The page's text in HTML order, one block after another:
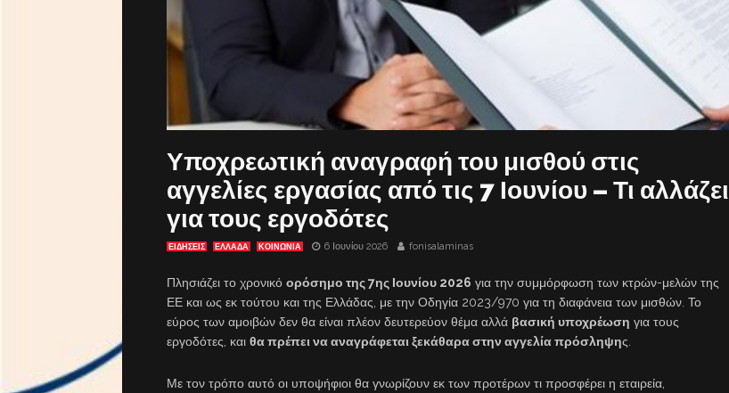
Υποχρεωτική αναγραφή του μισθού στις
αγγελίες εργασίας από τις 7 Ιουνίου – Τι αλλάζει
για τους εργοδότες
ΕΙΔΗΣΕΙΣ ΕΛΛΑΔΑ ΚΟΙΝΩΝΙΑ 6 Ιουνίου 2026 fonisalaminas
Πλησιάζει το χρονικό ορόσημο της 7ης Ιουνίου 2026 για την συμμόρφωση των κτρών-μελών της
ΕΕ και ως εκ τούτου και της Ελλάδας, με την Οδηγία 2023/970 για τη διαφάνεια των μισθών. Το
εύρος των αμοιβών δεν θα είναι πλέον δευτερεύον θέμα αλλά βασική υποχρέωση για τους
εργοδότες, και θα πρέπει να αναγράφεται ξεκάθαρα στην αγγελία πρόσληψης.
Με τον τρόπο αυτό οι υποψήφιοι θα γνωρίζουν εκ των προτέρων τι προσφέρει η εταιρεία,